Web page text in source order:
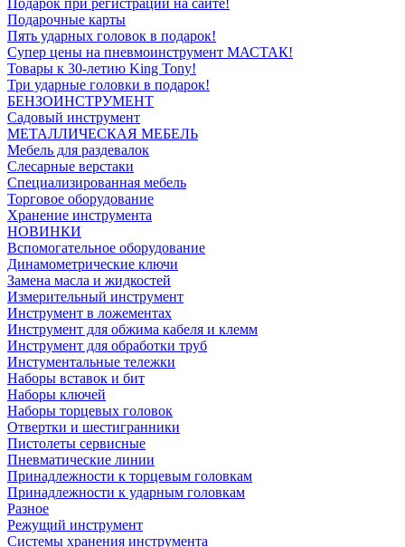
Подарок при регистрации на сайте!
Подарочные карты
Пять ударных головок в подарок!
Супер цены на пневмоинструмент МАСТАК!
Товары к 30-летию King Tony!
Три ударные головки в подарок!
БЕНЗОИНСТРУМЕНТ
Садовый инструмент
МЕТАЛЛИЧЕСКАЯ МЕБЕЛЬ
Мебель для раздевалок
Слесарные верстаки
Специализированная мебель
Торговое оборудование
Хранение инструмента
НОВИНКИ
Вспомогательное оборудование
Динамометрические ключи
Замена масла и жидкостей
Измерительный инструмент
Инструмент в ложементах
Инструмент для обжима кабеля и клемм
Инструмент для обработки труб
Инстументальные тележки
Наборы вставок и бит
Наборы ключей
Наборы торцевых головок
Отвертки и шестигранники
Пистолеты сервисные
Пневматические линии
Принадлежности к торцевым головкам
Принадлежности к ударным головкам
Разное
Режущий инструмент
Системы хранения инструмента